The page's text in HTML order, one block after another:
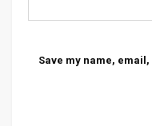
Save my name,